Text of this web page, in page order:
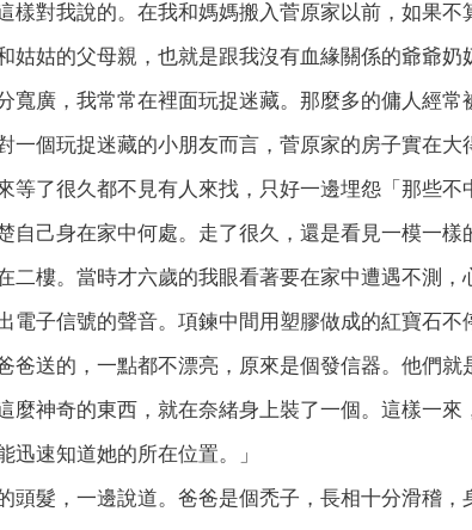
樣對我說的。在我和媽媽搬入菅原家以前，如果
姑姑的父母親，也就是跟我沒有血緣關係的爺爺奶
寬廣，我常常在裡面玩捉迷藏。那麼多的傭人經
一個玩捉迷藏的小朋友而言，菅原家的房子實在大
等了很久都不見有人來找，只好一邊埋怨「那些
自己身在家中何處。走了很久，還是看見一模一
二樓。當時才六歲的我眼看著要在家中遭遇不測
電子信號的聲音。項鍊中間用塑膠做成的紅寶石
爸送的，一點都不漂亮，原來是個發信器。他們就
麼神奇的東西，就在奈緒身上裝了一個。這樣一
迅速知道她的所在位置。」
頭髮，一邊說道。爸爸是個禿子，長相十分滑稽